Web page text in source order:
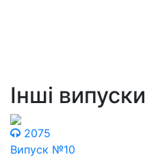
Інші випуски
2075
Випуск №10